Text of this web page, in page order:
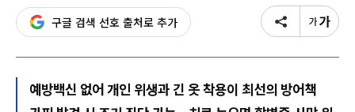
구글 검색 선호 출처로 추가
예방백신 없어 개인 위생과 긴 옷 착용이 최선의 방어책